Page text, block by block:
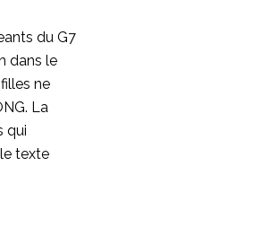
du G7
dans le
ne
La
qui
texte